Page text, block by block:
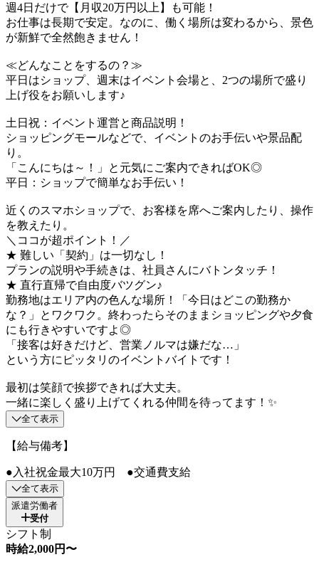
週4日だけで【月収20万円以上】も可能！
お仕事は長期で安定。なのに、働く場所は変わるから、景色
が新鮮で全然飽きません！
≪どんなことをするの？≫
平日はショップ、週末はイベント会場と、2つの場所で盛り
上げ役をお願いします♪
土日祝：イベント運営と商品説明！
ショッピングモールなどで、イベントのお手伝いや景品配
り。
「こんにちは～！」と元気にご案内できればOK◎
平日：ショップで簡単なお手伝い！
近くのスマホショップで、お客様を席へご案内したり、操作
を教えたり。
＼ココが超ポイント！／
★ 難しい「契約」は一切なし！
プランの説明や手続きは、社員さんにバトンタッチ！
★ 直行直帰で自由度バツグン♪
勤務地はエリア内の色んな場所！「今日はどこの勤務か
な？」とワクワク。終わったらそのままショッピングや夕食
にも行きやすいですよ◎
「接客は好きだけど、営業ノルマは嫌だな…」
という方にピッタリのイベントバイトです！
最初は笑顔で挨拶できれば大丈夫。
一緒に楽しく盛り上げてくれる仲間を待ってます！✨
全て表示
【給与備考】
●入社祝金最大10万円 ●交通費支給
全て表示
派遣労働者
受付
シフト制
時給2,000円〜